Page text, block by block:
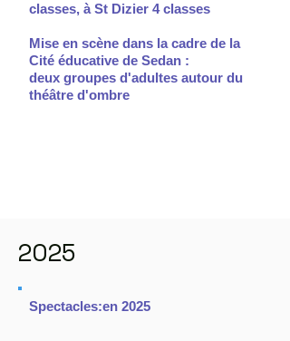
classes, à St Dizier 4 classes
Mise en scène dans la cadre de la
Cité éducative de Sedan :
deux groupes d'adultes autour du
théâtre d'ombre
2025
Spectacles:en 2025